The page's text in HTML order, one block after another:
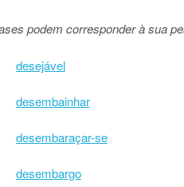
podem corresponder à sua
desejável
desembainhar
desembaraçar-se
desembargo